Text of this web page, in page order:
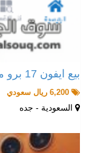
بيع ايفون 17 برو ماكس …
السعودية - جده